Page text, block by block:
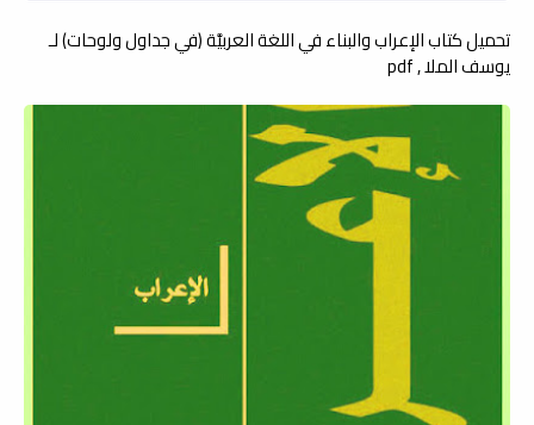
تحميل كتاب الإعراب والبناء في اللغة العربيَّة (في جداول ولوحات) لـ
يوسف الملا , pdf